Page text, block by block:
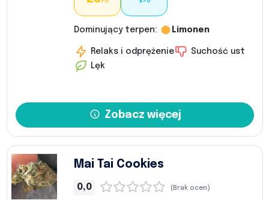
Dominujący terpen: Limonen
Relaks i odprężenie
Suchość ust
Lęk
Zobacz więcej
Mai Tai Cookies
0,0 (Brak ocen)